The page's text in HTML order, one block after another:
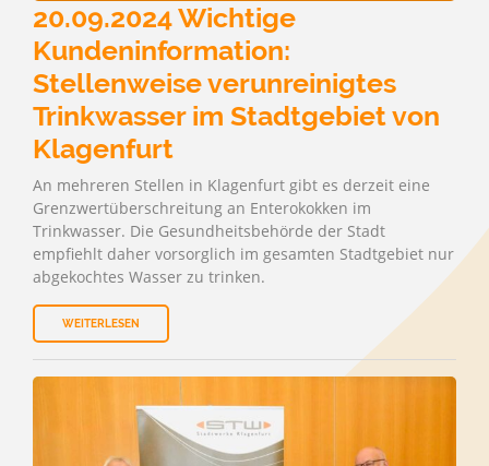
20.09.2024 Wichtige
Kundeninformation:
Stellenweise verunreinigtes
Trinkwasser im Stadtgebiet von
Klagenfurt
An mehreren Stellen in Klagenfurt gibt es derzeit eine
Grenzwertüberschreitung an Enterokokken im
Trinkwasser. Die Gesundheitsbehörde der Stadt
empfiehlt daher vorsorglich im gesamten Stadtgebiet nur
abgekochtes Wasser zu trinken.
WEITERLESEN